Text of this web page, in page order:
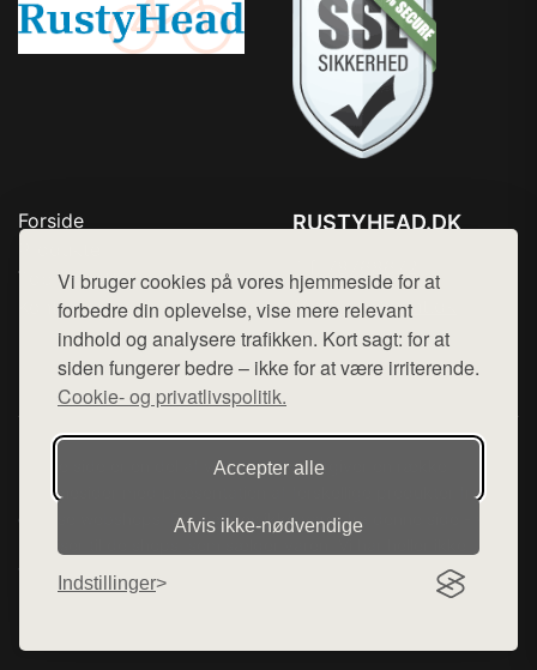
Vi bruger cookies på vores hjemmeside for at
forbedre din oplevelse, vise mere relevant
indhold og analysere trafikken. Kort sagt: for at
siden fungerer bedre – ikke for at være irriterende.
Cookie- og privatlivspolitik.
Accepter alle
Afvis ikke‑nødvendige
Indstillinger
Forside
Top Rabatter
Kontakt
RUSTYHEAD.DK
Mail: hej@want.dk
Cookie- og privatlivspolitik
Denne side er en del af want.dk, der udgiver en række
hjemmesider med præsentation af forskellige produkter fra
diverse webshops. Der sælges ikke varer fra denne side - vi
varerne på lager.